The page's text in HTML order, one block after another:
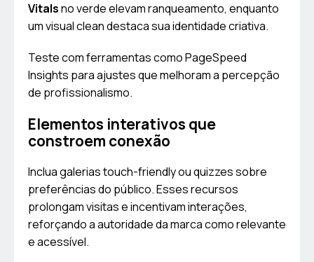
Vitalsno verde elevam ranqueamento, enquanto
um visual clean destaca sua identidade criativa.
Teste com ferramentas como PageSpeed
Insights para ajustes que melhoram a percepção
de profissionalismo.
Elementos interativos que
constroem conexão
Inclua galerias touch-friendly ou quizzes sobre
preferências do público. Esses recursos
prolongam visitas e incentivam interações,
reforçando a autoridade da marca como relevante
e acessível.